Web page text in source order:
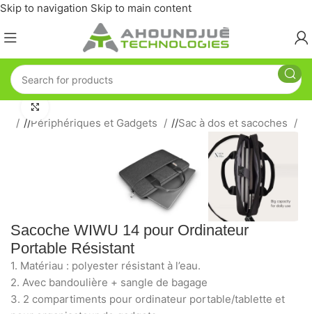
Skip to navigation Skip to main content
/ Périphériques et Gadgets / Sac à dos et sacoches
Sacoche WIWU 14 pour Ordinateur
Portable Résistant
1. Matériau : polyester résistant à l’eau.
2. Avec bandoulière + sangle de bagage
3. 2 compartiments pour ordinateur portable/tablette et